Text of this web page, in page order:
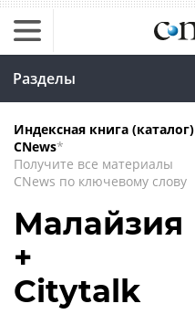
Разделы
Индексная книга (каталог)
CNews*
Получите все материалы
CNews по ключевому слову
Малайзия
+
Citytalk